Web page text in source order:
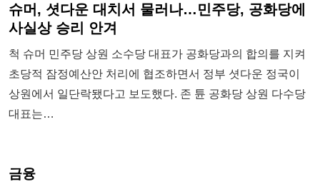
슈머, 셧다운 대치서 물러나…민주당, 공화당에
사실상 승리 안겨
척 슈머 민주당 상원 소수당 대표가 공화당과의 합의를 지켜
초당적 잠정예산안 처리에 협조하면서 정부 셧다운 정국이
상원에서 일단락됐다고 보도했다. 존 튠 공화당 상원 다수당
대표는…
금융